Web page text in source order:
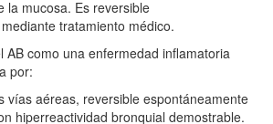
la mucosa. Es reversible
tratamiento médico.
AB como una enfermedad inflamatoria
por:
vías aéreas, reversible espontáneamente
hiperreactividad bronquial demostrable.